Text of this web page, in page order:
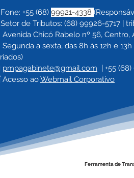
+55 (68) 99921-4338
Setor de Tributos: (68) 99926-5717 |
Avenida Chicó Rabelo nº 56,
Segunda a sexta, das 8h às 12h e
pmpagabinete@gmail.com | +55
Acesso ao Webmail Corporativo
Ferramenta de